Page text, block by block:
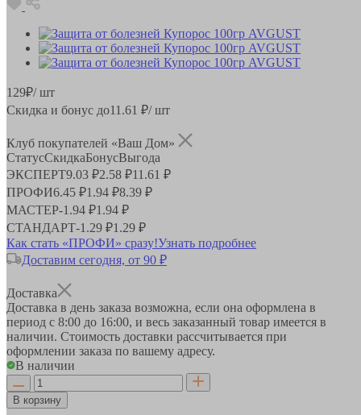
129₽/ шт
Скидка и бонус до11.61 ₽/ шт
Клуб покупателей «Ваш Дом»
СтатусСкидкаБонусВыгода
ЭКСПЕРТ9.03 ₽2.58 ₽11.61 ₽
ПРОФИ6.45 ₽1.94 ₽8.39 ₽
МАСТЕР-1.94 ₽1.94 ₽
СТАНДАРТ-1.29 ₽1.29 ₽
Как стать «ПРОФИ» сразу!Узнать подробнее
Доставим сегодня, от 90 ₽
Доставка
Доставка в день заказа возможна, если она оформлена в
период с 8:00 до 16:00, и весь заказанный товар имеется в
наличии. Стоимость доставки рассчитывается при
оформлении заказа по вашему адресу.
В наличии
В корзину